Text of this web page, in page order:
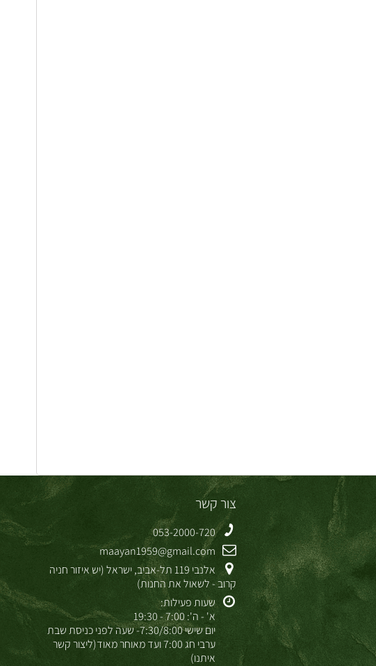
צור קשר
053-2000-720
maayan1959@gmail.com
אלנבי 119 תל-אביב, ישראל (יש איזור חניה
קרוב - לשאול את החנות)
שעות פעילות:
א' - ה': 7:00 - 19:30
יום שישי 7:30/8:00- שעה לפני כניסת שבת
ערבי חג 7:00 ועד מאוחר מאוד(ליצור קשר
איתנו)